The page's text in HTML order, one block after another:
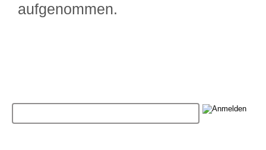
aufgenommen.